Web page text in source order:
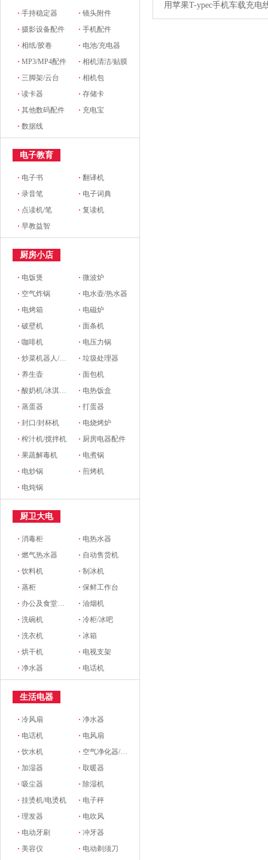
·手持稳定器 ·镜头附件
·摄影设备配件 ·手机配件
·相纸/胶卷 · 电池/充电器
·MP3/MP4配件 ·相机清洁/贴膜
·三脚架/云台 ·相机包
·读卡器 ·存储卡
·其他数码配件 · 充电宝
·数据线
电子教育
· 电子书 ·翻译机
·录音笔 · 电子词典
· 点读机/笔 ·复读机
·早教益智
厨房小店
· 电饭煲 ·微波炉
· 空气炸锅 · 电水壶/热水器
· 电烤箱 · 电磁炉
·破壁机 ·面条机
·咖啡机 · 电压力锅
·炒菜机器人/料理机 ·垃圾处理器
· 养生壶 ·面包机
·酸奶机/冰淇淋机 · 电热饭盒
·蒸蛋器 ·打蛋器
·封口/封杯机 · 电烧烤炉
·榨汁机/搅拌机 · 厨房电器配件
·果蔬解毒机 · 电煮锅
· 电炒锅 ·煎烤机
· 电炖锅
厨卫大电
·消毒柜 · 电热水器
·燃气热水器 · 自动售货机
·饮料机 ·制冰机
·蒸柜 ·保鲜工作台
· 办公及食堂开水器 ·油烟机
·洗碗机 ·冷柜/冰吧
·洗衣机 ·冰箱
·烘干机 · 电视支架
·净水器 · 电话机
生活电器
·冷风扇 ·净水器
· 电话机 · 电风扇
·饮水机 · 空气净化器/新风系统
· 加湿器 ·取暖器
·吸尘器 · 除湿机
·挂烫机/电烫机 · 电子秤
·理发器 · 电吹风
· 电动牙刷 ·冲牙器
·美容仪 · 电动剃须刀
用苹果T-ypec手机车载充电
缩线